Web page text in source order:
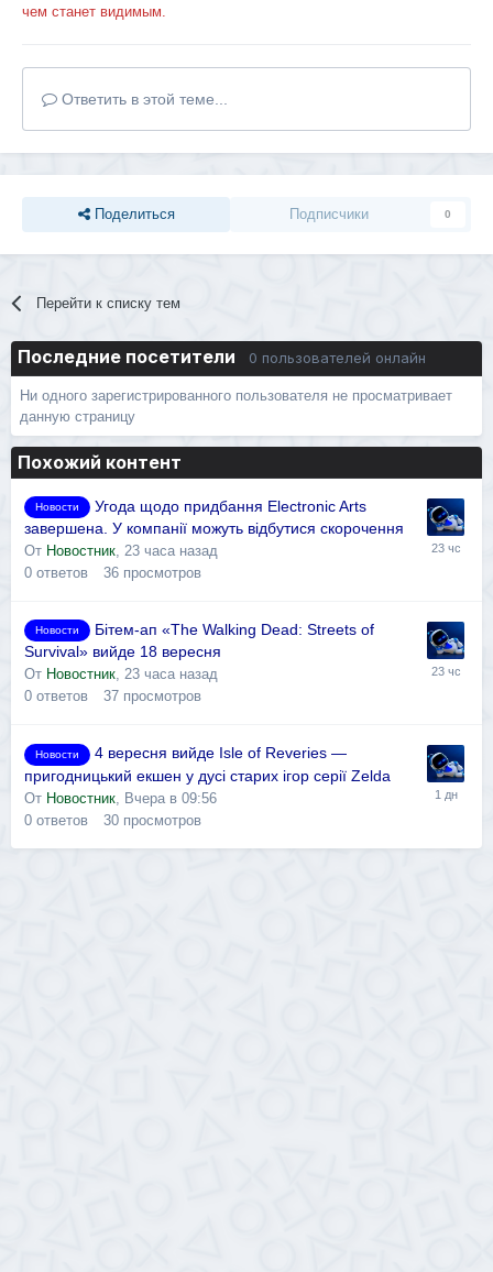
чем станет видимым.
Ответить в этой теме...
Поделиться Подписчики 0
Перейти к списку тем
Последние посетители 0 пользователей онлайн
Ни одного зарегистрированного пользователя не просматривает
данную страницу
Похожий контент
Новости
Угода щодо придбання Electronic Arts
завершена. У компанії можуть відбутися скорочення
От Новостник 23 часа назад
0 ответов 36 просмотров
Новости
Бітем-ап «The Walking Dead: Streets of
Survival» вийде 18 вересня
От Новостник, 23 часа назад
0 ответов 37 просмотров
Новости
4 вересня вийде Isle of Reveries —
пригодницький екшен у дусі старих ігор серії Zelda
От Новостник Вчера в 09:56
0 ответов 30 просмотров